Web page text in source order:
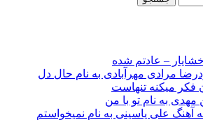
خشایار – عادتم شده
مرادی مهرآبادی به نام حال دل
فکر میکنه تنهاست
مهدی به نام تو با من
آهنگ علی یاسینی به نام نمیخواستم